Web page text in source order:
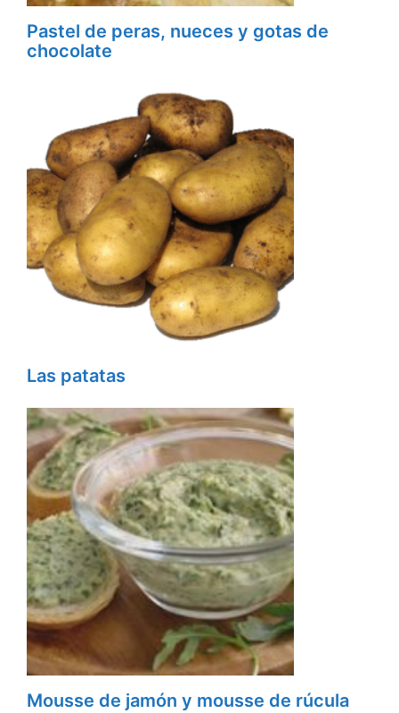
Pastel de peras, nueces y gotas de
chocolate
Las patatas
Mousse de jamón y mousse de rúcula